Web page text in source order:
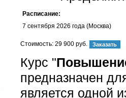
Расписание:
7 сентября 2026 года (Москва)
Стоимость: 29 900 руб.
Курс "
предназначен
является одной